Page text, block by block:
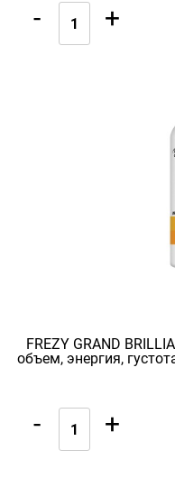
- +
FREZY GRAND
объем, энергия,
- +